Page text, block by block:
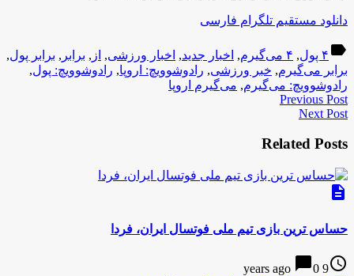
دانلود مستقیم تلگرام فارسی
label ۴ پول , ۴ می‌گیرم , اخبار جدید, اخبار ورزشی, از , برابر , برابر پول,
برابر می‌گیرم, خبر ورزشی, رادوشوویچ: اروپا, رادوشوویچ: پول,
رادوشوویچ: می‌گیرم, می‌گیرم اروپا
Previous Post
Next Post
Related Posts
description
حساس ترین بازی تیم ملی فوتسال ایران، فردا
access_time
9 years ago
chat_bubble0